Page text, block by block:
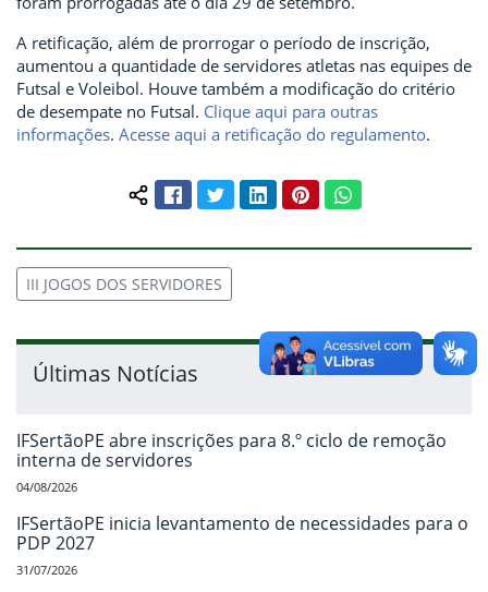
A retificação, além de prorrogar o período de inscrição,
aumentou a quantidade de servidores atletas nas equipes de
Futsal e Voleibol. Houve também a modificação do critério
de desempate no Futsal. Clique aqui para outras
informações. Acesse aqui a retificação do regulamento.
Compartilhar conteúdo:
FacebookTwitterLinkedInPinterestWhatsApp
III JOGOS DOS SERVIDORES
Últimas Notícias
IFSertãoPE abre inscrições para 8.º ciclo de remoção
interna de servidores
04/08/2026
IFSertãoPE inicia levantamento de necessidades para o
PDP 2027
31/07/2026